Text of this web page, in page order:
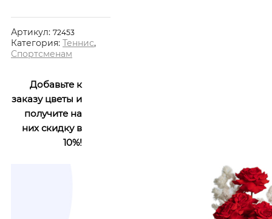
Артикул: 72453
Категория: Теннис,
Спортсменам
Добавьте к
заказу цветы и
получите на
них скидку в
10%!